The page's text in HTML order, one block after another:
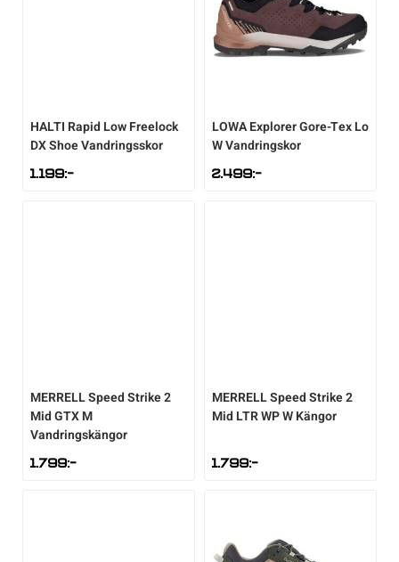
HALTI Rapid Low Freelock
DX Shoe Vandringsskor
1.199:-
LOWAExplorer Gore-Tex Lo
W Vandringskor
2.499:-
MERRELLSpeed Strike 2
Mid GTX M
Vandringskängor
1.799:-
MERRELLSpeed Strike 2
Mid LTR WP W Kängor
1.799:-